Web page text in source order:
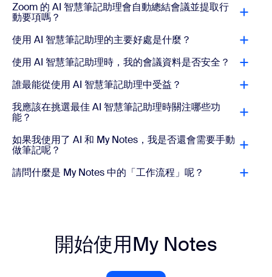
Zoom 的 AI 智慧筆記助理會自動總結會議並提取行
動要項嗎？
使用 AI 智慧筆記助理的主要好處是什麼？
使用 AI 智慧筆記助理時，我的會議資料是否安全？
誰最能從使用 AI 智慧筆記助理中受益？
我應該在挑選最佳 AI 智慧筆記助理時關注哪些功
能？
如果我使用了 AI 和 My Notes，我是否還會需要手動
做筆記呢？
請問什麼是 My Notes 中的「工作流程」呢？
開始使用My Notes